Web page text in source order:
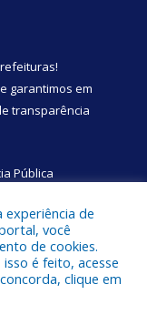
!
garantimos em
transparência
Pública
Municipal de São
experiência de
você
de cookies.
é feito, acesse
clique em